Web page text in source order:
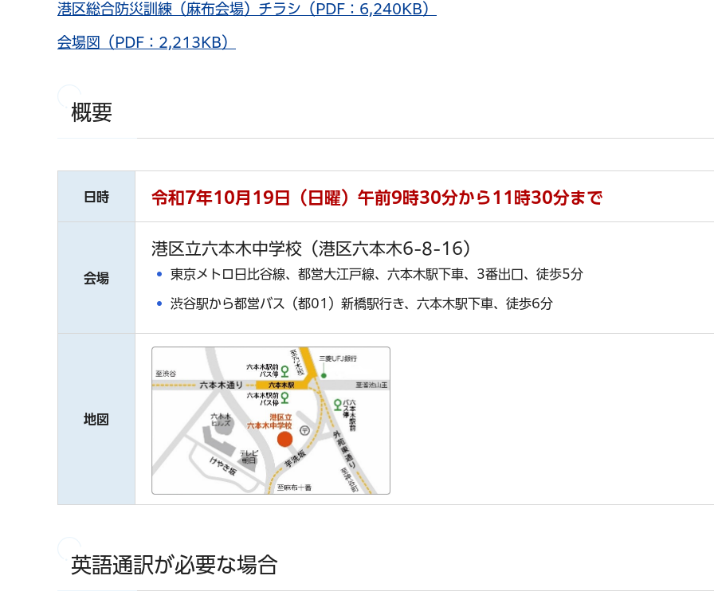
港区総合防災訓練（麻布会場）チラシ（PDF：6,240KB）
会場図（PDF：2,213KB）
概要
日時 令和7年10月19日（日曜）午前9時30分から11時30分まで
会場
港区立六本木中学校（港区六本木6-8-16）
東京メトロ日比谷線、都営大江戸線、六本木駅下車、3番出口、徒歩5分
渋谷駅から都営バス（都01）新橋駅行き、六本木駅下車、徒歩6分
地図
英語通訳が必要な場合